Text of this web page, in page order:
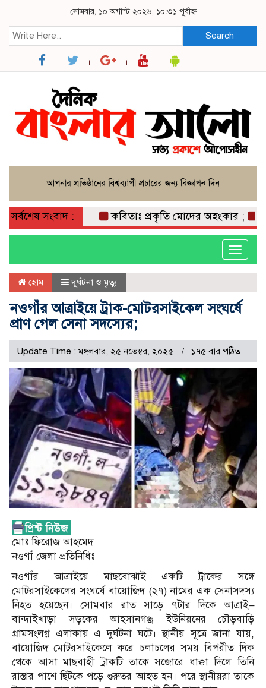
সোমবার, ১০ অগাস্ট ২০২৬, ১০:৩১ পূর্বাহ্ন
Search
সর্বশেষ সংবাদ : কবিতাঃ প্রকৃতি মোদের অহংকার ;
Toggle
হোম দূর্ঘটনা ও মৃত্যু
নওগাঁর আত্রাইয়ে ট্রাক-মোটরসাইকেল সংঘর্ষে
প্রাণ গেল সেনা সদস্যের;
Update Time : মঙ্গলবার, ২৫ নভেম্বর, ২০২৫ ১৭৫ বার পঠিত
মোঃ ফিরোজ আহমেদ
নওগাঁ জেলা প্রতিনিধিঃ
নওগাঁর আত্রাইয়ে মাছবোঝাই একটি ট্রাকের সঙ্গে
মোটরসাইকেলের সংঘর্ষে বায়োজিদ (২৭) নামের এক সেনাসদস্য
নিহত হয়েছেন। সোমবার রাত সাড়ে ৭টার দিকে আত্রাই–
বান্দাইখাড়া সড়কের আহসানগঞ্জ ইউনিয়নের চৌড়বাড়ি
গ্রামসংলগ্ন এলাকায় এ দুর্ঘটনা ঘটে। স্থানীয় সূত্রে জানা যায়,
বায়োজিদ মোটরসাইকেলে করে চলাচলের সময় বিপরীত দিক
থেকে আসা মাছবাহী ট্রাকটি তাকে সজোরে ধাক্কা দিলে তিনি
রাস্তার পাশে ছিটকে পড়ে গুরুতর আহত হন। পরে স্থানীয়রা তাকে